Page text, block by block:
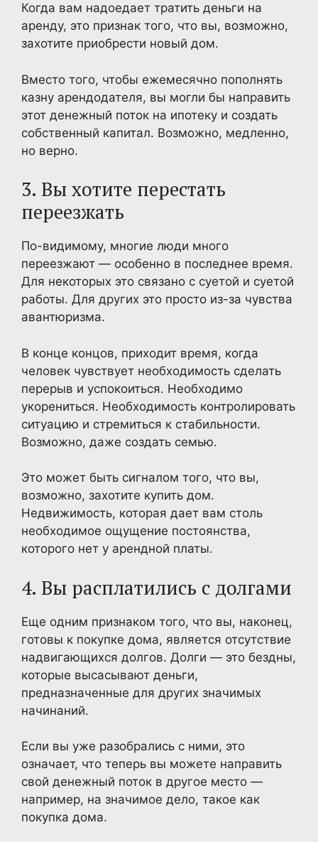
Когда вам надоедает тратить деньги на
аренду, это признак того, что вы, возможно,
захотите приобрести новый дом.
Вместо того, чтобы ежемесячно пополнять
казну арендодателя, вы могли бы направить
этот денежный поток на ипотеку и создать
собственный капитал. Возможно, медленно,
но верно.
3. Вы хотите перестать
переезжать
По-видимому, многие люди много
переезжают — особенно в последнее время.
Для некоторых это связано с суетой и суетой
работы. Для других это просто из-за чувства
авантюризма.
В конце концов, приходит время, когда
человек чувствует необходимость сделать
перерыв и успокоиться. Необходимо
укорениться. Необходимость контролировать
ситуацию и стремиться к стабильности.
Возможно, даже создать семью.
Это может быть сигналом того, что вы,
возможно, захотите купить дом.
Недвижимость, которая дает вам столь
необходимое ощущение постоянства,
которого нет у арендной платы.
4. Вы расплатились с долгами
Еще одним признаком того, что вы, наконец,
готовы к покупке дома, является отсутствие
надвигающихся долгов. Долги — это бездны,
которые высасывают деньги,
предназначенные для других значимых
начинаний.
Если вы уже разобрались с ними, это
означает, что теперь вы можете направить
свой денежный поток в другое место —
например, на значимое дело, такое как
покупка дома.